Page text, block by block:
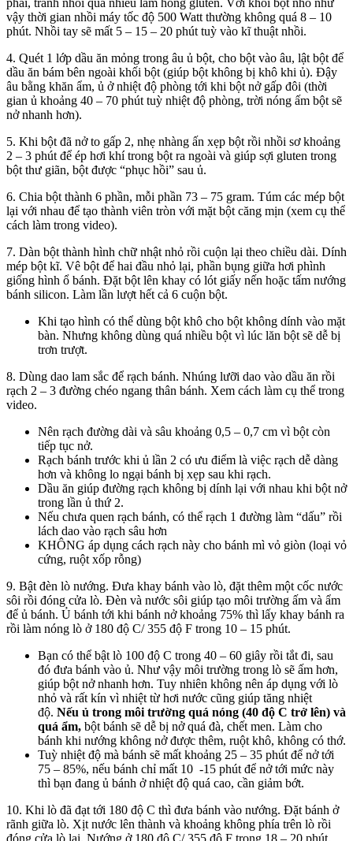
vậy thời gian nhồi máy tốc độ 500 Watt thường không quá 8 – 10
phút. Nhồi tay sẽ mất 5 – 15 – 20 phút tuỳ vào kĩ thuật nhồi.
4. Quét 1 lớp dầu ăn mỏng trong âu ủ bột, cho bột vào âu, lật bột để
dầu ăn bám bên ngoài khối bột (giúp bột không bị khô khi ủ). Đậy
âu bằng khăn ẩm, ủ ở nhiệt độ phòng tới khi bột nở gấp đôi (thời
gian ủ khoảng 40 – 70 phút tuỳ nhiệt độ phòng, trời nóng ấm bột sẽ
nở nhanh hơn).
5. Khi bột đã nở to gấp 2, nhẹ nhàng ấn xẹp bột rồi nhồi sơ khoảng
2 – 3 phút để ép hơi khí trong bột ra ngoài và giúp sợi gluten trong
bột thư giãn, bột được “phục hồi” sau ủ.
6. Chia bột thành 6 phần, mỗi phần 73 – 75 gram. Túm các mép bột
lại với nhau để tạo thành viên tròn với mặt bột căng mịn (xem cụ thể
cách làm trong video).
7. Dàn bột thành hình chữ nhật nhỏ rồi cuộn lại theo chiều dài. Dính
mép bột kĩ. Vê bột để hai đầu nhỏ lại, phần bụng giữa hơi phình
giống hình ổ bánh. Đặt bột lên khay có lót giấy nến hoặc tấm nướng
bánh silicon. Làm lần lượt hết cả 6 cuộn bột.
Khi tạo hình có thể dùng bột khô cho bột không dính vào mặt
bàn. Nhưng không dùng quá nhiều bột vì lúc lăn bột sẽ dễ bị
trơn trượt.
8. Dùng dao lam sắc để rạch bánh. Nhúng lưỡi dao vào dầu ăn rồi
rạch 2 – 3 đường chéo ngang thân bánh. Xem cách làm cụ thể trong
video.
Nên rạch đường dài và sâu khoảng 0,5 – 0,7 cm vì bột còn
tiếp tục nở.
Rạch bánh trước khi ủ lần 2 có ưu điểm là việc rạch dễ dàng
hơn và không lo ngại bánh bị xẹp sau khi rạch.
Dầu ăn giúp đường rạch không bị dính lại với nhau khi bột nở
trong lần ủ thứ 2.
Nếu chưa quen rạch bánh, có thể rạch 1 đường làm “dấu” rồi
lách dao vào rạch sâu hơn
KHÔNG áp dụng cách rạch này cho bánh mì vỏ giòn (loại vỏ
cứng, ruột xốp rỗng)
9. Bật đèn lò nướng. Đưa khay bánh vào lò, đặt thêm một cốc nước
sôi rồi đóng cửa lò. Đèn và nước sôi giúp tạo môi trường ấm và ẩm
để ủ bánh. Ủ bánh tới khi bánh nở khoảng 75% thì lấy khay bánh ra
rồi làm nóng lò ở 180 độ C/ 355 độ F trong 10 – 15 phút.
Bạn có thể bật lò 100 độ C trong 40 – 60 giây rồi tắt đi, sau
đó đưa bánh vào ủ. Như vậy môi trường trong lò sẽ ấm hơn,
giúp bột nở nhanh hơn. Tuy nhiên không nên áp dụng với lò
nhỏ và rất kín vì nhiệt từ hơi nước cũng giúp tăng nhiệt
độ. Nếu ủ trong môi trường quá nóng (40 độ C trở lên) và
quá ẩm, bột bánh sẽ dễ bị nở quá đà, chết men. Làm cho
bánh khi nướng không nở được thêm, ruột khô, không có thớ.
Tuỳ nhiệt độ mà bánh sẽ mất khoảng 25 – 35 phút để nở tới
75 – 85%, nếu bánh chỉ mất 10 -15 phút để nở tới mức này
thì bạn đang ủ bánh ở nhiệt độ quá cao, cần giảm bớt.
10. Khi lò đã đạt tới 180 độ C thì đưa bánh vào nướng. Đặt bánh ở
rãnh giữa lò. Xịt nước lên thành và khoảng không phía trên lò rồi
đóng cửa lò lại. Nướng ở 180 độ C/ 355 độ F trong 18 – 20 phút.